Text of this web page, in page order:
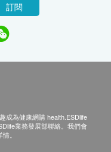
訂閱
成為健康網購 health.ESDlife
業務發展部聯絡。我們會
。